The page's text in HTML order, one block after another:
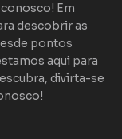
Em
descobrir as
pontos
aqui para
divirta-se